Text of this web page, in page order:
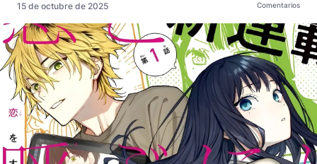
15 de octubre de 2025 Comentarios